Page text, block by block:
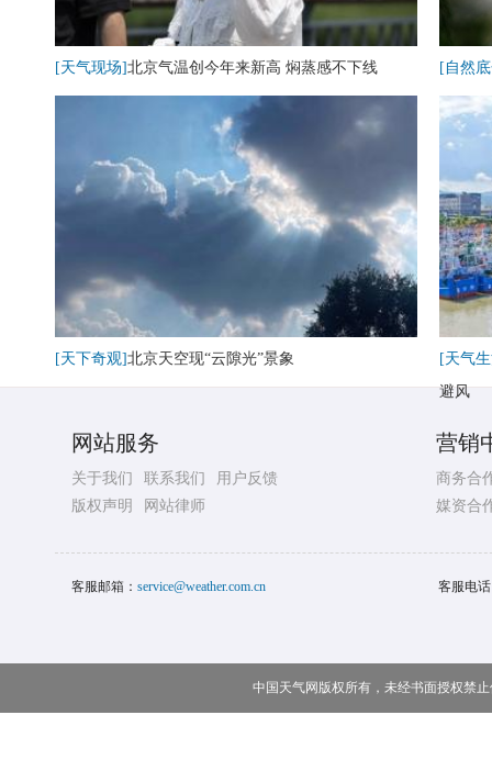
[天气现场]北京气温创今年来新高 焖蒸感不下线 [自然
[天下奇观]北京天空现“云隙光”景象
[天气
避风
网站服务
关于我们 联系我们
用户反馈
版权声明
网站律师
营销
商务合
媒资合
客服邮箱： service@weather.com.cn 客服电
中国天气网版权所有，未经书面授权